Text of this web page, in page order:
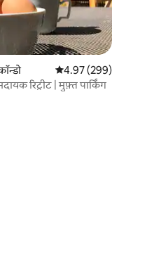
औसत रेटिंग 5 में से 4.97,
4.97 (299)
रिट्रीट | मुफ़्त पार्किंग